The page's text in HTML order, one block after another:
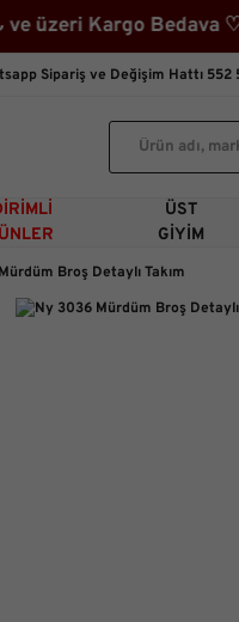
Bedava ♡
Sipariş ve Değişim Hattı 552
ÜST
GIYIM
Broş Detaylı Takım